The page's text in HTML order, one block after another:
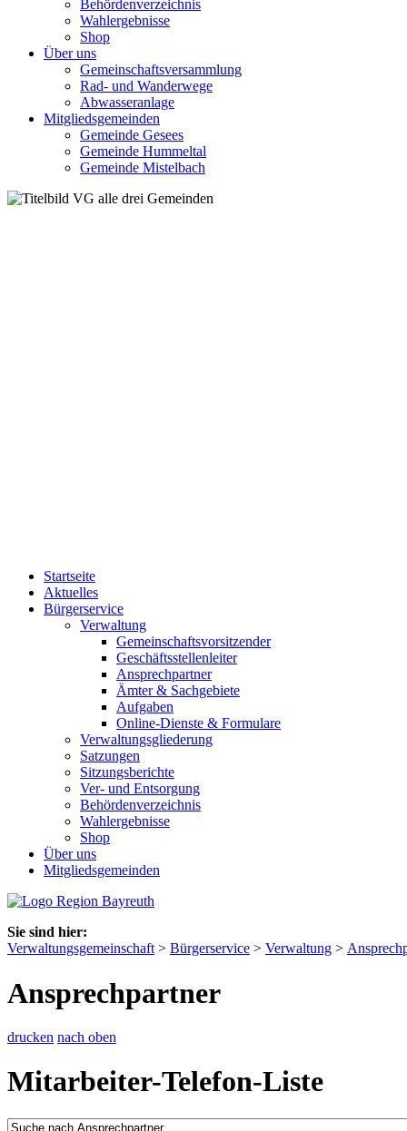
Behördenverzeichnis
Wahlergebnisse
Shop
Über uns
Gemeinschaftsversammlung
Rad- und Wanderwege
Abwasseranlage
Mitgliedsgemeinden
Gemeinde Gesees
Gemeinde Hummeltal
Gemeinde Mistelbach
Startseite
Aktuelles
Bürgerservice
Verwaltung
Gemeinschaftsvorsitzender
Geschäftsstellenleiter
Ansprechpartner
Ämter & Sachgebiete
Aufgaben
Online-Dienste & Formulare
Verwaltungsgliederung
Satzungen
Sitzungsberichte
Ver- und Entsorgung
Behördenverzeichnis
Wahlergebnisse
Shop
Über uns
Mitgliedsgemeinden
Sie sind hier:
Verwaltungsgemeinschaft > Bürgerservice > Verwaltung >
Ansprechpartner
drucken nach oben
Mitarbeiter-Telefon-Liste